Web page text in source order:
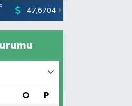
° 47,6704
O P